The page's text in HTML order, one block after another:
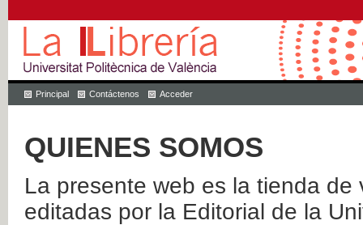
Principal Contáctenos Acceder
QUIENES SOMOS
La presente web es la tienda
editadas por la Editorial de la